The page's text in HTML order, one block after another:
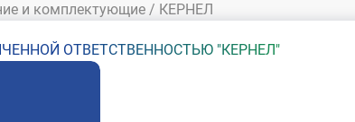
и комплектующие / КЕРНЕЛ
ОТВЕТСТВЕННОСТЬЮ "КЕРНЕЛ"